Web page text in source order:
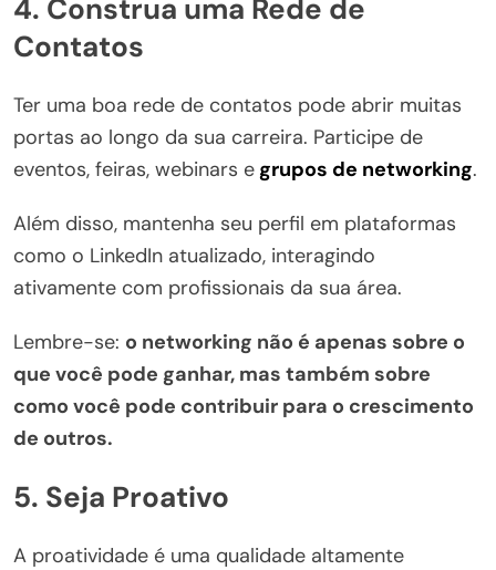
4. Construa uma Rede de
Contatos
Ter uma boa rede de contatos pode abrir muitas
portas ao longo da sua carreira. Participe de
eventos, feiras, webinars e grupos de networking.
Além disso, mantenha seu perfil em plataformas
como o LinkedIn atualizado, interagindo
ativamente com profissionais da sua área.
Lembre-se: o networking não é apenas sobre o
que você pode ganhar, mas também sobre
como você pode contribuir para o crescimento
de outros.
5. Seja Proativo
A proatividade é uma qualidade altamente